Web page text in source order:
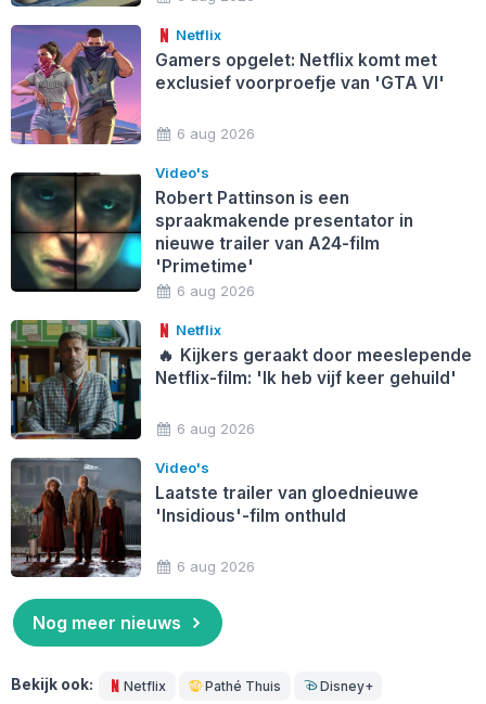
Netflix
Gamers opgelet: Netflix komt met
exclusief voorproefje van 'GTA VI'
6 aug 2026
Video's
Robert Pattinson is een
spraakmakende presentator in
nieuwe trailer van A24-film
'Primetime'
6 aug 2026
Netflix
🔥 Kijkers geraakt door meeslepende
Netflix-film: 'Ik heb vijf keer gehuild'
6 aug 2026
Video's
Laatste trailer van gloednieuwe
'Insidious'-film onthuld
6 aug 2026
Nog meer nieuws
Bekijk ook: Netflix Pathé Thuis Disney+